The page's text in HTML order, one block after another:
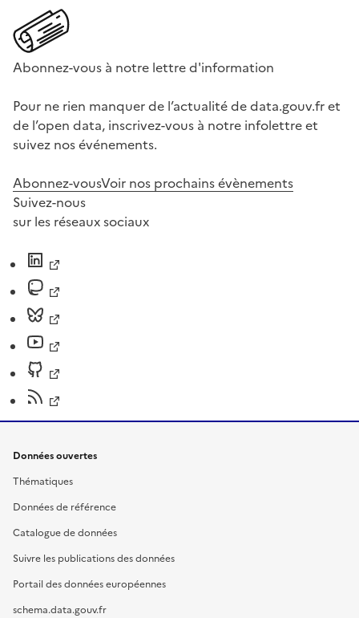
Abonnez-vous à notre lettre d'information
Pour ne rien manquer de l’actualité de data.gouv.fr et
de l’open data, inscrivez-vous à notre infolettre et
suivez nos événements.
Abonnez-vousVoir nos prochains évènements
Suivez-nous
sur les réseaux sociaux
Données ouvertes
Thématiques
Données de référence
Catalogue de données
Suivre les publications des données
Portail des données européennes
schema.data.gouv.fr